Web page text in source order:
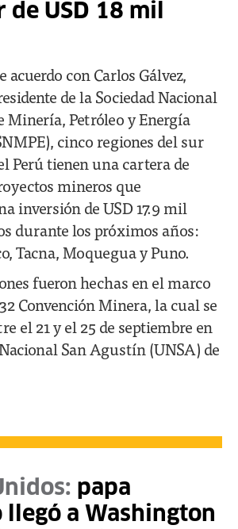
USD 18 mil
acuerdo con Carlos Gálvez,
de la Sociedad Nacional
Minería, Petróleo y Energía
cinco regiones del sur
Perú tienen una cartera de
mineros que
inversión de USD 17.9 mil
durante los próximos años:
Tacna, Moquegua y Puno.
fueron hechas en el marco
Convención Minera, la cual se
el 21 y el 25 de septiembre en
San Agustín (UNSA) de
papa
llegó a Washington